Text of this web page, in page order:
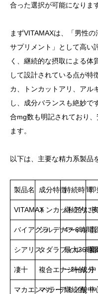
合った選択が可能になりま
まずVITAMAXは、「男性
サプリメント」として高い
く、継続的な摂取による体
して設計されている点が特
カ、トンカットアリ、アル
し、成分バランスも絶妙で
合mg数も明記されており
ます。
以下は、主要な精力系製品
製品名 成分特徴持続時間即
VITAMAXトンカットアリ、
継続的に中
バイアグラシルデナフィル（
4〜6時間高
シアリスタダラフィル（医
最大36時高
凄十 複合エナジー成分
一時的 中
マカエンペラーマカ・アミノ酸中
継続的 中